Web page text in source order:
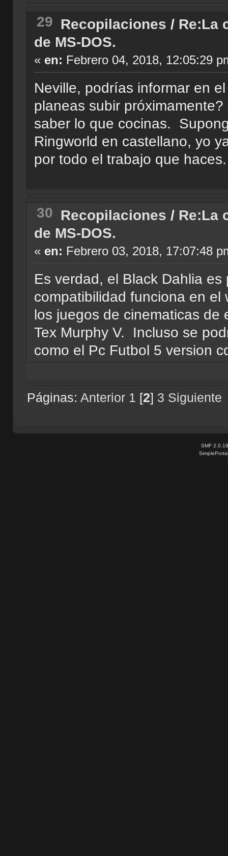
29 Recopilaciones / Re:La
de MS-DOS.
« en: Febrero 04, 2018, 12:05:29
Neville, podrías informar en
planeas subir
saber lo que cocinas.
Ringworld en castellano, yo
por todo el trabajo que haces.
30 Recopilaciones / Re:La
de MS-DOS.
« en: Febrero 03, 2018, 17:07:48
Es verdad, el Black Dahlia
compatibilidad funciona en
los juegos de cinematicas de
Tex Murphy V. Incluso se
como el Pc Futbol 5 version
Páginas: Anterior 1 [2] 3 Siguiente
SMF 2.0.19